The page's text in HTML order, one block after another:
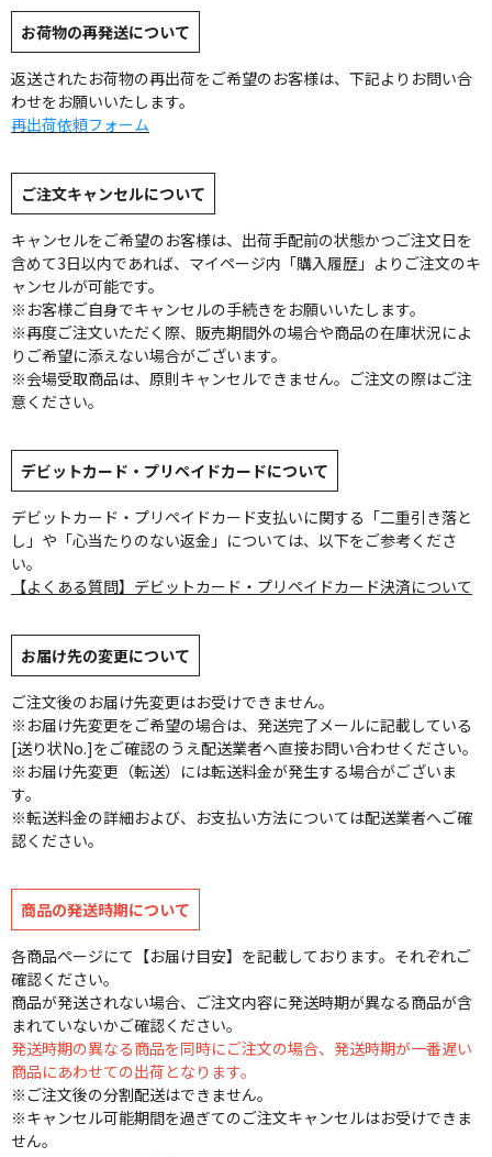
お荷物の再発送について
返送されたお荷物の再出荷をご希望のお客様は、下記よりお問い合
わせをお願いいたします。
再出荷依頼フォーム
ご注文キャンセルについて
キャンセルをご希望のお客様は、出荷手配前の状態かつご注文日を
含めて3日以内であれば、マイページ内「購入履歴」よりご注文のキ
ャンセルが可能です。
※お客様ご自身でキャンセルの手続きをお願いいたします。
※再度ご注文いただく際、販売期間外の場合や商品の在庫状況によ
りご希望に添えない場合がございます。
※会場受取商品は、原則キャンセルできません。ご注文の際はご注
意ください。
デビットカード・プリペイドカードについて
デビットカード・プリペイドカード支払いに関する「二重引き落と
し」や「心当たりのない返金」については、以下をご参考くださ
い。
【よくある質問】デビットカード・プリペイドカード決済について
お届け先の変更について
ご注文後のお届け先変更はお受けできません。
※お届け先変更をご希望の場合は、発送完了メールに記載している
[送り状No.]をご確認のうえ配送業者へ直接お問い合わせください。
※お届け先変更（転送）には転送料金が発生する場合がございま
す。
※転送料金の詳細および、お支払い方法については配送業者へご確
認ください。
商品の発送時期について
各商品ページにて【お届け目安】を記載しております。それぞれご
確認ください。
商品が発送されない場合、ご注文内容に発送時期が異なる商品が含
まれていないかご確認ください。
発送時期の異なる商品を同時にご注文の場合、発送時期が一番遅い
商品にあわせての出荷となります。
※ご注文後の分割配送はできません。
※キャンセル可能期間を過ぎてのご注文キャンセルはお受けできま
せん。